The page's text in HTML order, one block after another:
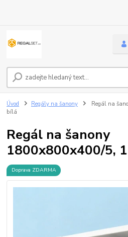
Úvod Regály na šanony
Regál na
bílá
Regál na šanony
1800x800x400/5,
Doprava ZDARMA